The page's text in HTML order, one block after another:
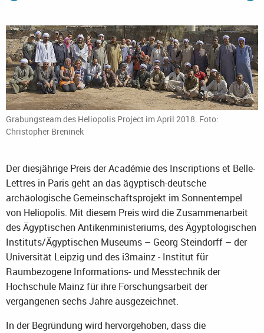
Grabungsteam des Heliopolis Project im April 2018. Foto:
Christopher Breninek
Der diesjährige Preis der Académie des Inscriptions et Belle-
Lettres in Paris geht an das ägyptisch-deutsche
archäologische Gemeinschaftsprojekt im Sonnentempel
von Heliopolis. Mit diesem Preis wird die Zusammenarbeit
des Ägyptischen Antikenministeriums, des Ägyptologischen
Instituts/Ägyptischen Museums – Georg Steindorff – der
Universität Leipzig und des i3mainz - Institut für
Raumbezogene Informations- und Messtechnik der
Hochschule Mainz für ihre Forschungsarbeit der
vergangenen sechs Jahre ausgezeichnet.
In der Begründung wird hervorgehoben, dass die